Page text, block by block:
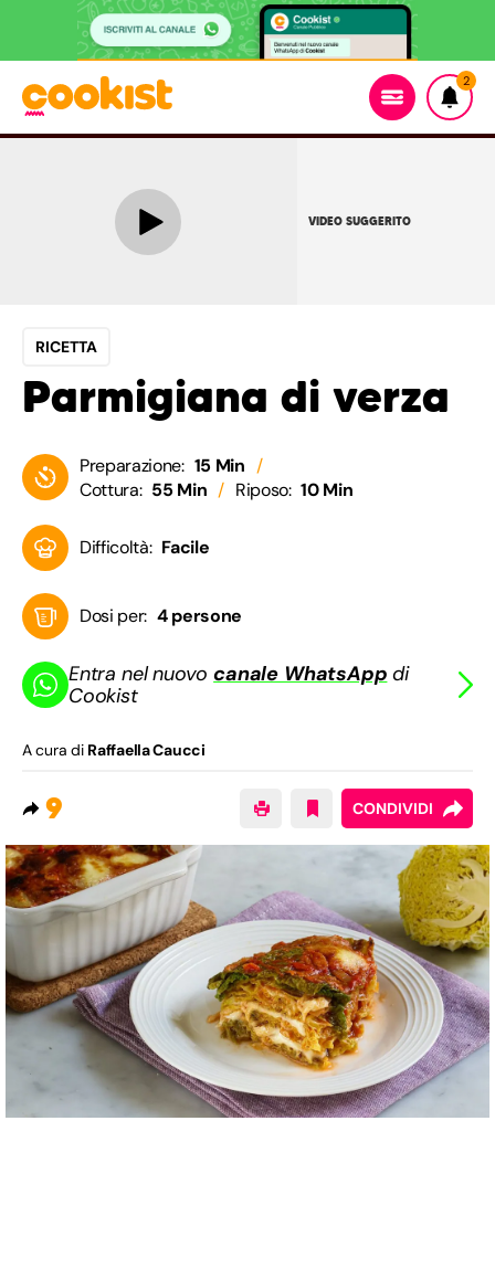
2
VIDEO SUGGERITO
RICETTA
Parmigiana di verza
Preparazione: 15 Min
Cottura: 55 Min Riposo: 10 Min
Difficoltà: Facile
Dosi per: 4 persone
Entra nel nuovocanale WhatsApp di
Cookist
A cura di Raffaella Caucci
9 CONDIVIDI